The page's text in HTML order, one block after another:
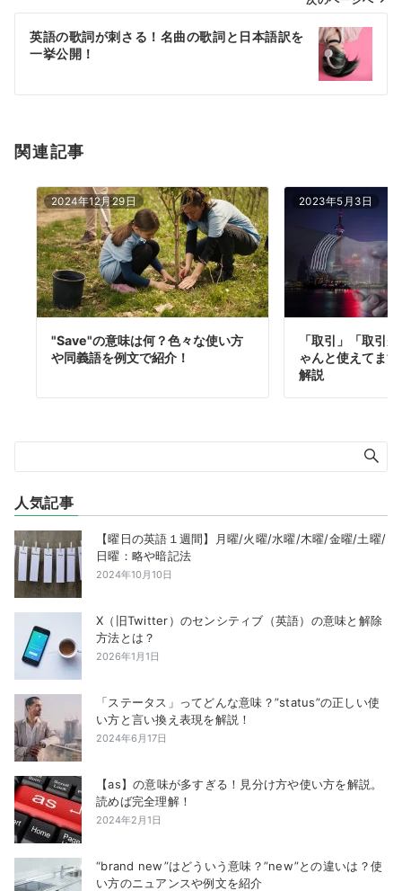
ン
英語の歌詞が刺さる！名曲の歌詞と日本語訳を
一挙公開！
関連記事
2024年12月29日
"Save"の意味は何？色々な使い方
や同義語を例文で紹介！
2023年5月3日
「取引」「取引
ゃんと使えてま
解説
人気記事
【曜日の英語１週間】月曜/火曜/水曜/木曜/金曜/土曜/
日曜：略や暗記法
2024年10月10日
X（旧Twitter）のセンシティブ（英語）の意味と解除
方法とは？
2026年1月1日
「ステータス」ってどんな意味？”status”の正しい使
い方と言い換え表現を解説！
2024年6月17日
【as】の意味が多すぎる！見分け方や使い方を解説。
読めば完全理解！
2024年2月1日
“brand new”はどういう意味？”new”との違いは？使
い方のニュアンスや例文を紹介